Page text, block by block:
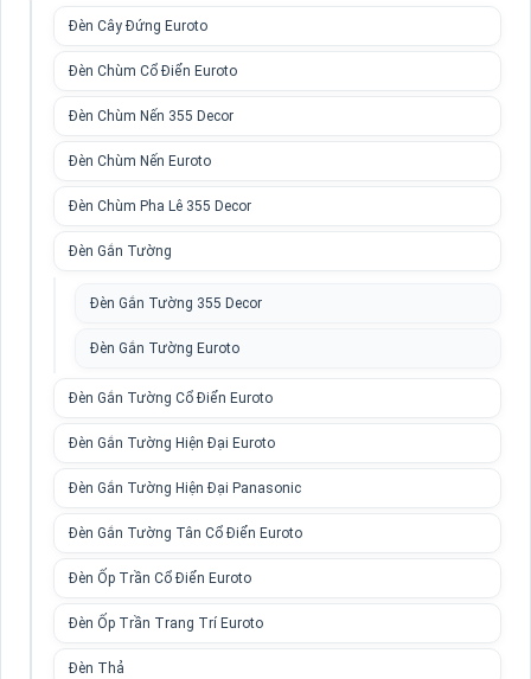
Đèn Cây Đứng Euroto
Đèn Chùm Cổ Điển Euroto
Đèn Chùm Nến 355 Decor
Đèn Chùm Nến Euroto
Đèn Chùm Pha Lê 355 Decor
Đèn Gắn Tường
Đèn Gắn Tường 355 Decor
Đèn Gắn Tường Euroto
Đèn Gắn Tường Cổ Điển Euroto
Đèn Gắn Tường Hiện Đại Euroto
Đèn Gắn Tường Hiện Đại Panasonic
Đèn Gắn Tường Tân Cổ Điển Euroto
Đèn Ốp Trần Cổ Điển Euroto
Đèn Ốp Trần Trang Trí Euroto
Đèn Thả